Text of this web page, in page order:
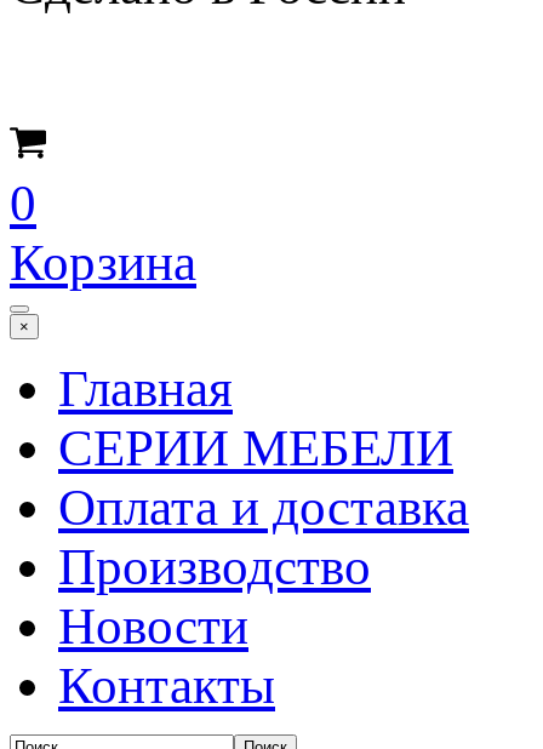
0
Корзина
×
Главная
СЕРИИ МЕБЕЛИ
Оплата и доставка
Производство
Новости
Контакты